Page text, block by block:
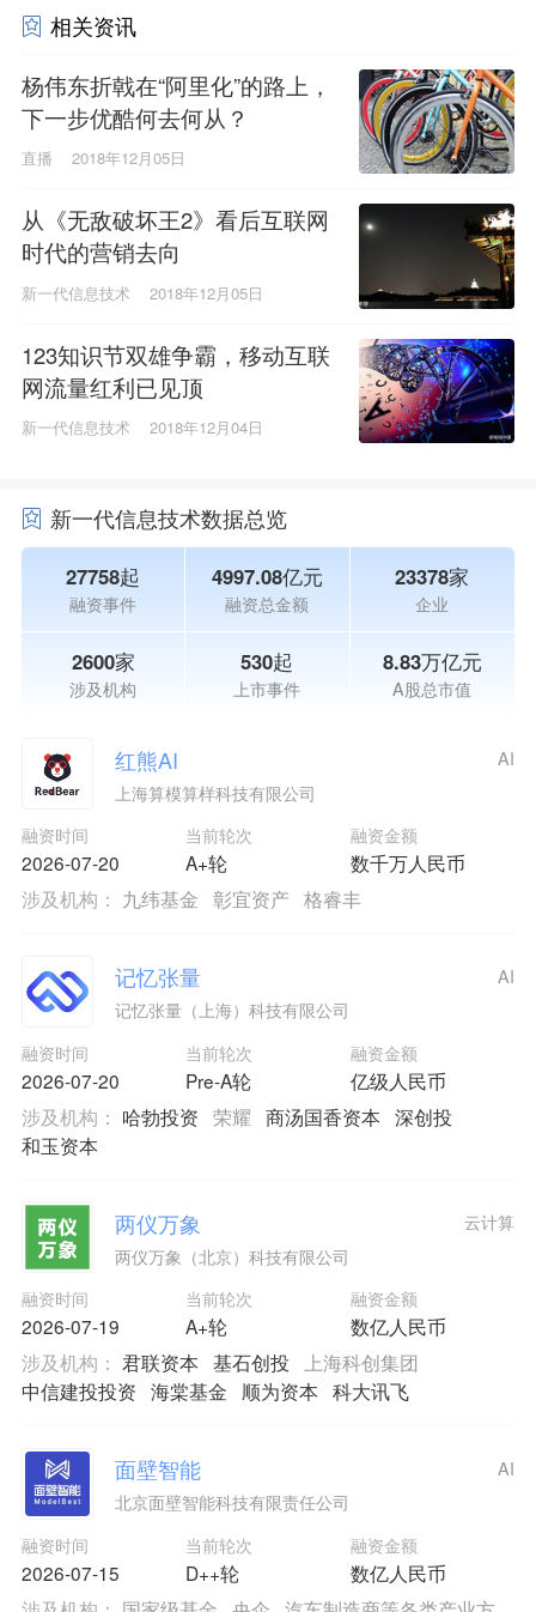
相关资讯
杨伟东折戟在“阿里化”的路上，
下一步优酷何去何从？
直播 2018年12月05日
从《无敌破坏王2》看后互联网
时代的营销去向
新一代信息技术 2018年12月05日
123知识节双雄争霸，移动互联
网流量红利已见顶
新一代信息技术 2018年12月04日
新一代信息技术数据总览
27758起
融资事件
4997.08亿元
融资总金额
23378家
企业
2600家
涉及机构
530起
上市事件
8.83万亿元
A股总市值
红熊AI
上海算模算样科技有限公司
融资时间
2026-07-20
当前轮次
A+轮
融资金额
数千万人民币
AI
涉及机构： 九纬基金 彰宜资产 格睿丰
记忆张量
记忆张量（上海）科技有限公司
融资时间
2026-07-20
当前轮次
Pre-A轮
融资金额
亿级人民币
AI
涉及机构： 哈勃投资 荣耀 商汤国香资本 深创投
和玉资本
两仪万象
两仪万象（北京）科技有限公司
融资时间
2026-07-19
当前轮次
A+轮
融资金额
数亿人民币
云计算
涉及机构： 君联资本 基石创投
上海科创集团
中信建投投资 海棠基金 顺为资本 科大讯飞
面壁智能
北京面壁智能科技有限责任公司
融资时间
2026-07-15
当前轮次
D++轮
融资金额
数亿人民币
AI